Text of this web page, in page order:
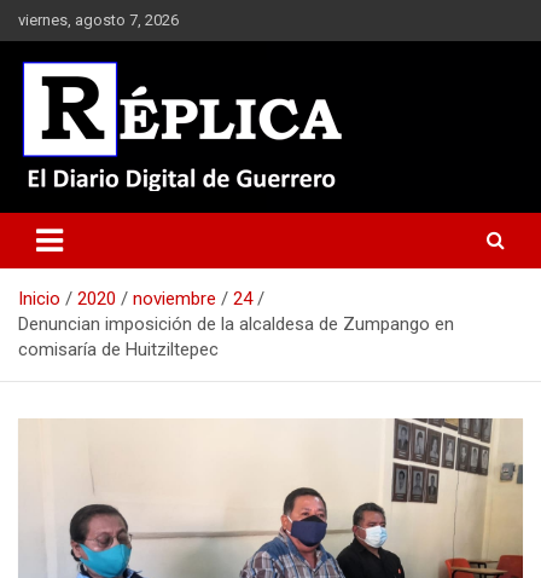
Saltar
al
contenido
viernes, agosto 7, 2026
Réplica
Inicio 2020 noviembre
24
Denuncian imposición de la alcaldesa de Zumpango en
comisaría de Huitziltepec